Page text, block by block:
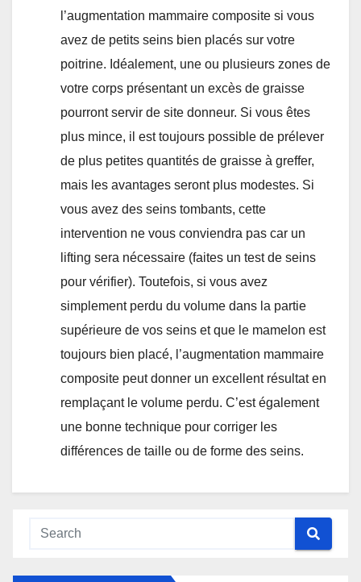
l’augmentation mammaire composite si vous
avez de petits seins bien placés sur votre
poitrine. Idéalement, une ou plusieurs zones de
votre corps présentant un excès de graisse
pourront servir de site donneur. Si vous êtes
plus mince, il est toujours possible de prélever
de plus petites quantités de graisse à greffer,
mais les avantages seront plus modestes. Si
vous avez des seins tombants, cette
intervention ne vous conviendra pas car un
lifting sera nécessaire (faites un test de seins
pour vérifier). Toutefois, si vous avez
simplement perdu du volume dans la partie
supérieure de vos seins et que le mamelon est
toujours bien placé, l’augmentation mammaire
composite peut donner un excellent résultat en
remplaçant le volume perdu. C’est également
une bonne technique pour corriger les
différences de taille ou de forme des seins.